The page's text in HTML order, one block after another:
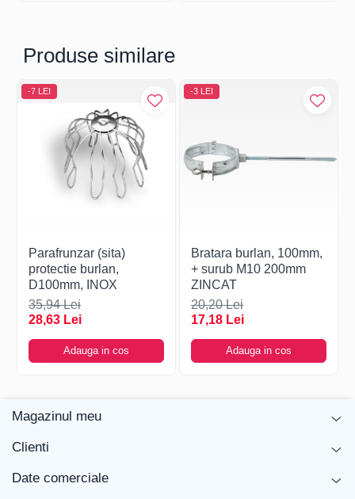
Produse similare
-7 LEI
Parafrunzar (sita)
protectie burlan,
D100mm, INOX
35,94 Lei
28,63 Lei
Adauga in cos
-3 LEI
Bratara burlan, 100mm,
+ surub M10 200mm
ZINCAT
20,20 Lei
17,18 Lei
Adauga in cos
Magazinul meu
Clienti
Date comerciale